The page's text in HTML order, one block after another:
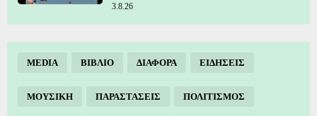
3.8.26
MEDIA ΒΙΒΛΙΟ ΔΙΑΦΟΡΑ ΕΙΔΗΣΕΙΣ
ΜΟΥΣΙΚΗ ΠΑΡΑΣΤΑΣΕΙΣ ΠΟΛΙΤΙΣΜΟΣ